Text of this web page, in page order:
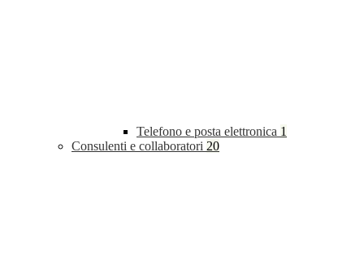
Telefono e posta elettronica 1
Consulenti e collaboratori 20